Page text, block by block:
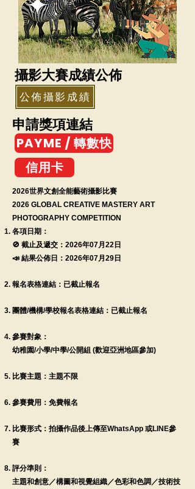
攝影大賽成績公佈
公佈攝影成績
申請獎項連結
PAYME / 轉數快
信用卡
2026世界文創全能藝術攝影比賽
2026 GLOBAL CREATIVE MASTERY ART
PHOTOGRAPHY COMPETITION
各項日期：
🚫 截止及遞交：2026年07月22日
📣 結果公佈日：2026年07月29日
報名表格連結： 已截止報名
團體/機構/學校報名表格連結： 已截止報名
參賽對象：
幼稚園/小學/中學/公開組 (歡迎亞洲地區參加)
比賽主題：主題不限
參賽費用：免費報名
比賽形式：拍攝作品後上傳至WhatsApp 或LINE參
賽
評分準則：
主題和創意／構圖和視覺組織／色彩和色調／技術技